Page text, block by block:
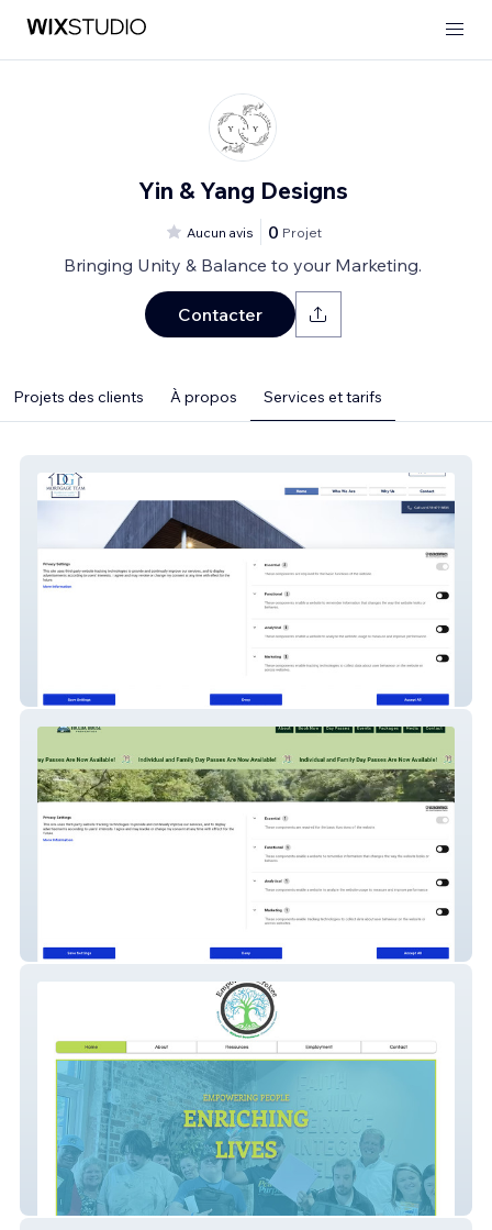
Yin & Yang Designs
Aucun avis 0 Projet
Bringing Unity & Balance to your Marketing.
Contacter
Projets des clients À propos Services et tarifs
DG Mortgage Team
Toccoa House Properties
Empower Cherokee